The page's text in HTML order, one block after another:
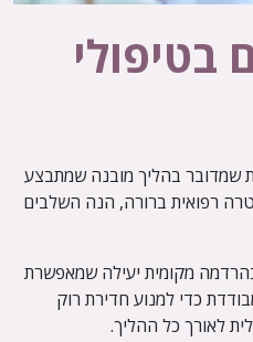
שמדובר בהליך מובנה שמתבצע
רפואית ברורה, הנה השלבים
מקומית יעילה שמאפשרת
כדי למנוע חדירת רוק
לאורך כל ההליך.